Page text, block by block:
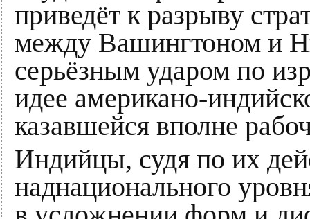
приведёт к разрыву
между Вашингтоном и
серьёзным ударом по
идее американо-
казавшейся вполне
Индийцы, судя по их
наднационального